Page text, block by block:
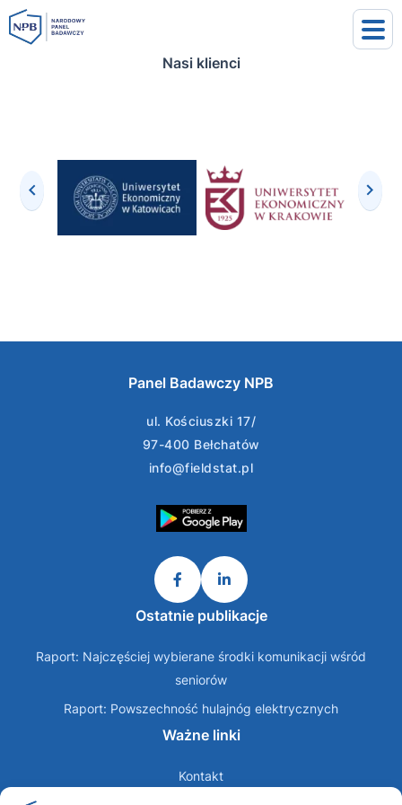
Nasi klienci
Panel Badawczy NPB
ul. Kościuszki 17/
97-400 Bełchatów
info@fieldstat.pl
Ostatnie publikacje
Raport: Najczęściej wybierane środki komunikacji wśród
seniorów
Raport: Powszechność hulajnóg elektrycznych
Ważne linki
Kontakt